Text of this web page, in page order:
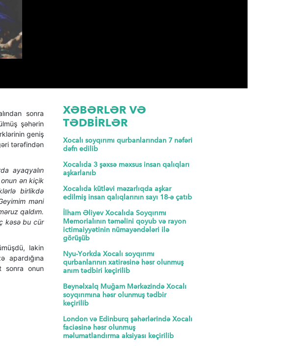
sonra
şəhərin
geniş
tərəfindən
ayaqyalın
onun ən kiçik
birlikdə
məni
qaldım.
kəsə bu cür
lakin
apardığına
sonra onun
XƏBƏRLƏR VƏ
TƏDBİRLƏR
Xocalı soyqırımı qurbanlarından 7 nəfəri
dəfn edilib
Xocalıda 3 şəxsə məxsus insan qalıqları
aşkarlanıb
Xocalıda kütləvi məzarlıqda aşkar
edilmiş insan qalıqlarının sayı 18-ə çatıb
İlham Əliyev Xocalıda Soyqırımı
Memorialının təməlini qoyub və rayon
ictimaiyyətinin nümayəndələri ilə
görüşüb
Nyu-Yorkda Xocalı soyqırımı
qurbanlarının xatirəsinə həsr olunmuş
anım tədbiri keçirilib
Beynəlxalq Muğam Mərkəzində Xocalı
soyqırımına həsr olunmuş tədbir
keçirilib
London və Edinburq şəhərlərində Xocalı
faciəsinə həsr olunmuş
məlumatlandırma aksiyası keçirilib